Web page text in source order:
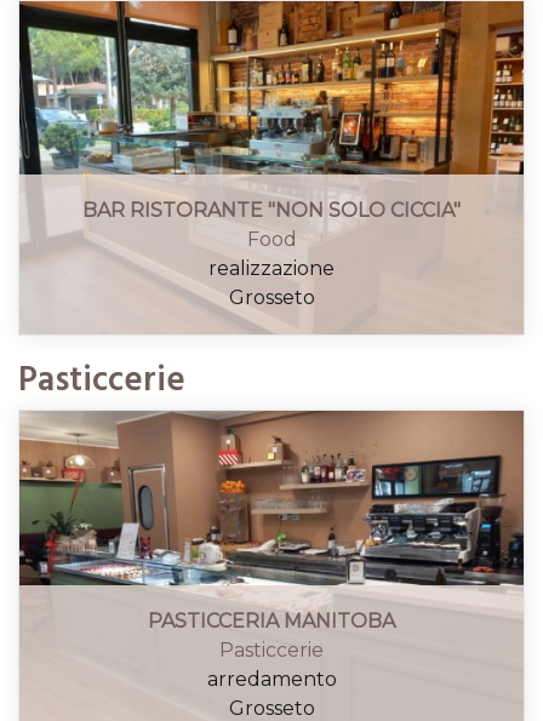
BAR RISTORANTE "NON SOLO CICCIA"
Food
realizzazione
Grosseto
Pasticcerie
PASTICCERIA MANITOBA
Pasticcerie
arredamento
Grosseto